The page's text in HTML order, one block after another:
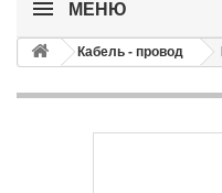
МЕНЮ
Кабель - провод